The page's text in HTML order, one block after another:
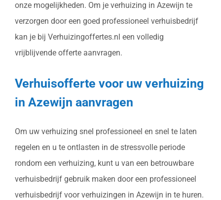
onze mogelijkheden. Om je verhuizing in Azewijn te
verzorgen door een goed professioneel verhuisbedrijf
kan je bij Verhuizingoffertes.nl een volledig
vrijblijvende offerte aanvragen.
Verhuisofferte voor uw verhuizing
in Azewijn aanvragen
Om uw verhuizing snel professioneel en snel te laten
regelen en u te ontlasten in de stressvolle periode
rondom een verhuizing, kunt u van een betrouwbare
verhuisbedrijf gebruik maken door een professioneel
verhuisbedrijf voor verhuizingen in Azewijn in te huren.